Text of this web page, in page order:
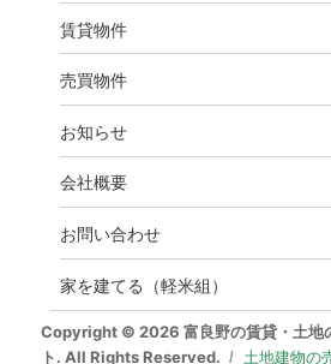
ン
賃貸物件
売買物件
お知らせ
会社概要
お問い合わせ
家を建てる（軽米組）
Copyright © 2026 富良野の賃貸・土地
ト. All Rights Reserved.
土地建物の